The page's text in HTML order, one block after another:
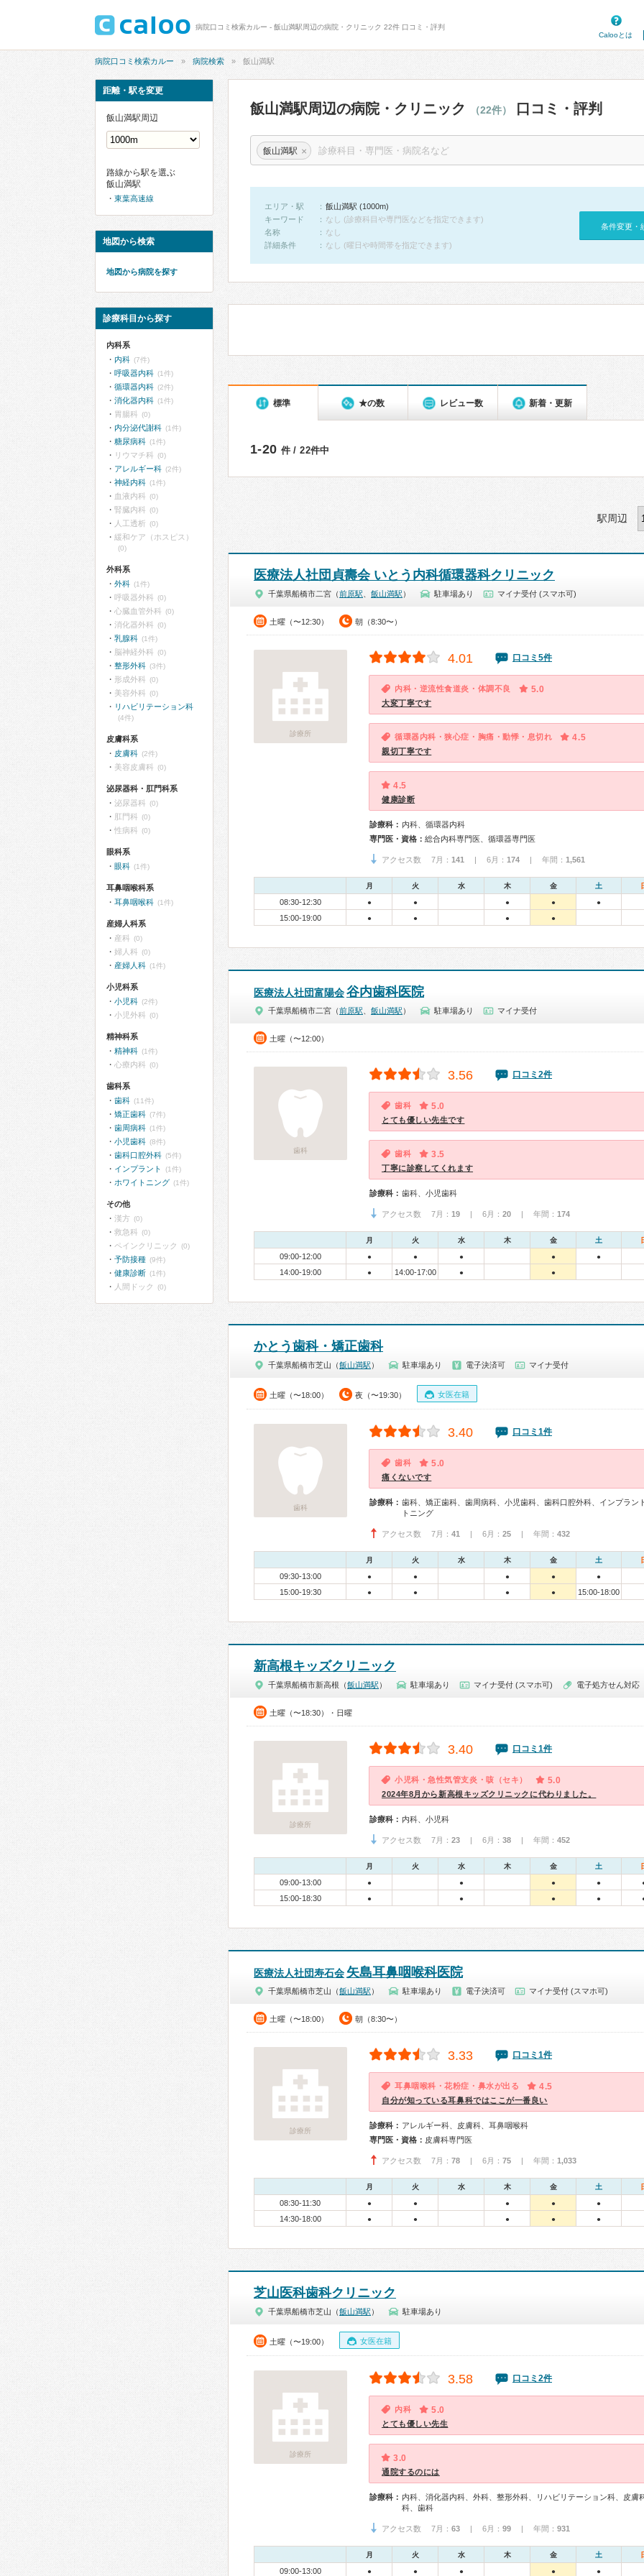
病院口コミ検索カルー - 飯山満駅周辺の病院・クリニック 22件 口コミ・評判
Calooとは
病院口コミ検索カルー 病院検索 飯山満駅
飯山満駅周辺の病院・クリニック （22件） 口コミ・評判
飯山満駅 ×
エリア・駅
飯山満駅 (1000m)
キーワード
なし (診療科目や専門医などを指定できます)
名称
なし
詳細条件
なし (曜日や時間帯を指定できます)
条件変更・
標準 ★の数 レビュー数 新着・更新
1-20 件 / 22件中
駅周辺
医療法人社団貞壽会 いとう内科循環器科クリニック
千葉県船橋市二宮（前原駅 飯山満駅 ） 駐車場あり マイナ受付 (スマホ可)
土曜（〜12:30） 朝（8:30〜）
診療所
4.01 口コミ5件
内科・逆流性食道炎・体調不良 5.0
大変丁寧です
循環器内科・狭心症・胸痛・動悸・息切れ 4.5
親切丁寧です
4.5
健康診断
診療科： 内科、循環器内科
専門医・資格： 総合内科専門医、循環器専門医
アクセス数 7月： 141 | 6月： 174 | 年間： 1,561
月 火 水 木 金 土
08:30-12:30 ● ● ● ● ●
15:00-19:00 ● ● ● ●
医療法人社団富陽会谷内歯科医院
千葉県船橋市二宮（前原駅 飯山満駅 ） 駐車場あり マイナ受付
土曜（〜12:00）
歯科
3.56 口コミ2件
歯科 5.0
とても優しい先生です
歯科 3.5
丁寧に診察してくれます
診療科： 歯科、小児歯科
アクセス数 7月： 19 | 6月： 20 | 年間： 174
月 火 水 木 金 土
09:00-12:00 ● ● ● ● ●
14:00-19:00 ● 14:00-17:00 ● ●
かとう歯科・矯正歯科
千葉県船橋市芝山（飯山満駅 ） 駐車場あり 電子決済可 マイナ受付
土曜（〜18:00） 夜（〜19:30） 女医在籍
歯科
3.40 口コミ1件
歯科 5.0
痛くないです
診療科： 歯科、矯正歯科、歯周病科、小児歯科、歯科口腔外科、インプラン
トニング
アクセス数 7月： 41 | 6月： 25 | 年間： 432
月 火 水 木 金 土
09:30-13:00 ● ● ● ● ●
15:00-19:30 ● ● ● ● 15:00-18:00
新高根キッズクリニック
千葉県船橋市新高根（飯山満駅 ） 駐車場あり マイナ受付 (スマホ可) 電子処方せん対応
土曜（〜18:30）・日曜
診療所
3.40 口コミ1件
小児科・急性気管支炎・咳（セキ） 5.0
2024年8月から新高根キッズクリニックに代わりました。
診療科： 内科、小児科
アクセス数 7月： 23 | 6月： 38 | 年間： 452
月 火 水 木 金 土
09:00-13:00 ● ● ● ●
15:00-18:30 ● ● ● ●
医療法人社団寿石会 矢島耳鼻咽喉科医院
千葉県船橋市芝山（飯山満駅 ） 駐車場あり 電子決済可 マイナ受付 (スマホ可)
土曜（〜18:00） 朝（8:30〜）
診療所
3.33 口コミ1件
耳鼻咽喉科・花粉症・鼻水が出る 4.5
自分が知っている耳鼻科ではここが一番良い
診療科： アレルギー科、皮膚科、耳鼻咽喉科
専門医・資格： 皮膚科専門医
アクセス数 7月： 78 | 6月： 75 | 年間： 1,033
月 火 水 木 金 土
08:30-11:30 ● ● ● ● ●
14:30-18:00 ● ● ● ● ●
芝山医科歯科クリニック
千葉県船橋市芝山（飯山満駅 ） 駐車場あり
土曜（〜19:00） 女医在籍
診療所
3.58 口コミ2件
内科 5.0
とても優しい先生
3.0
通院するのには
診療科： 内科、消化器内科、外科、整形外科、リハビリテーション科、皮膚
科、歯科
アクセス数 7月： 63 | 6月： 99 | 年間： 931
月 火 水 木 金 土
09:00-13:00 ● ● ● ● ●
距離・駅を変更
飯山満駅周辺
路線から駅を選ぶ
飯山満駅
東葉高速線
地図から検索
地図から病院を探す
診療科目から探す
内科系
内科 (7件)
呼吸器内科 (1件)
循環器内科 (2件)
消化器内科 (1件)
胃腸科 (0)
内分泌代謝科 (1件)
糖尿病科 (1件)
リウマチ科 (0)
アレルギー科 (2件)
神経内科 (1件)
血液内科 (0)
腎臓内科 (0)
人工透析 (0)
緩和ケア（ホスピス）
(0)
外科系
外科 (1件)
呼吸器外科 (0)
心臓血管外科 (0)
消化器外科 (0)
乳腺科 (1件)
脳神経外科 (0)
整形外科 (3件)
形成外科 (0)
美容外科 (0)
リハビリテーション科
(4件)
皮膚科系
皮膚科 (2件)
美容皮膚科 (0)
泌尿器科・肛門科系
泌尿器科 (0)
肛門科 (0)
性病科 (0)
眼科系
眼科 (1件)
耳鼻咽喉科系
耳鼻咽喉科 (1件)
産婦人科系
産科 (0)
婦人科 (0)
産婦人科 (1件)
小児科系
小児科 (2件)
小児外科 (0)
精神科系
精神科 (1件)
心療内科 (0)
歯科系
歯科 (11件)
矯正歯科 (7件)
歯周病科 (1件)
小児歯科 (8件)
歯科口腔外科 (5件)
インプラント (1件)
ホワイトニング (1件)
その他
漢方 (0)
救急科 (0)
ペインクリニック (0)
予防接種 (9件)
健康診断 (1件)
人間ドック (0)